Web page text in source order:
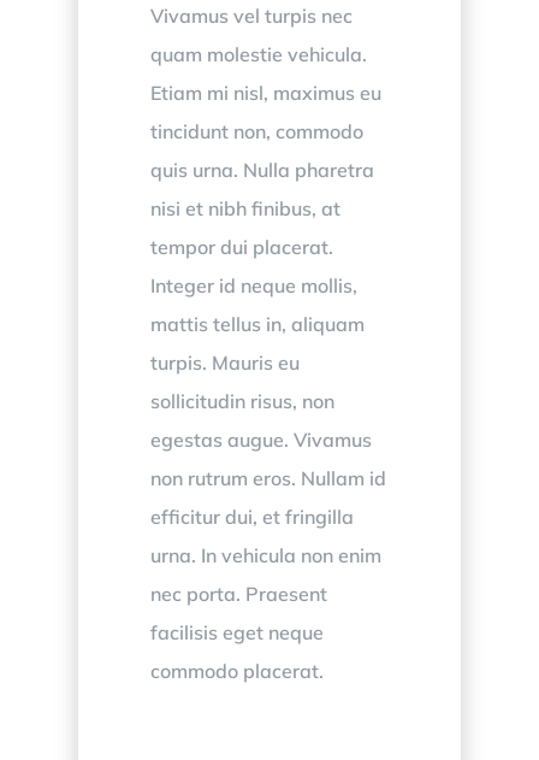
Vivamus vel turpis nec
quam molestie vehicula.
Etiam mi nisl, maximus eu
tincidunt non, commodo
quis urna. Nulla pharetra
nisi et nibh finibus, at
tempor dui placerat.
Integer id neque mollis,
mattis tellus in, aliquam
turpis. Mauris eu
sollicitudin risus, non
egestas augue. Vivamus
non rutrum eros. Nullam id
efficitur dui, et fringilla
urna. In vehicula non enim
nec porta. Praesent
facilisis eget neque
commodo placerat.